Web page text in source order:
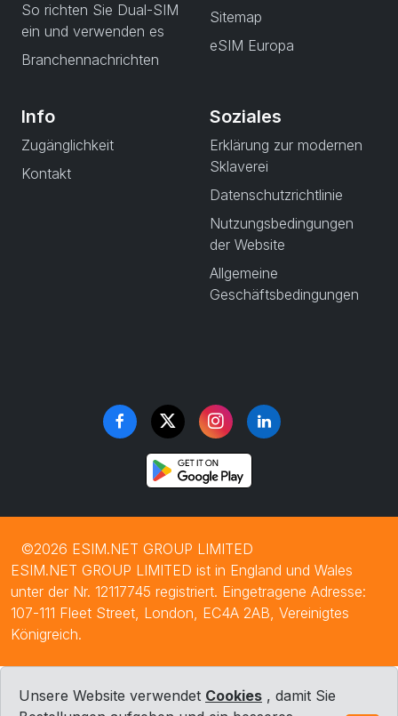
So richten Sie Dual-SIM
ein und verwenden es
Branchennachrichten
Sitemap
eSIM Europa
Info
Zugänglichkeit
Kontakt
Soziales
Erklärung zur modernen
Sklaverei
Datenschutzrichtlinie
Nutzungsbedingungen
der Website
Allgemeine
Geschäftsbedingungen
©2026 ESIM.NET GROUP LIMITED
ESIM.NET GROUP LIMITED ist in England und Wales
unter der Nr. 12117745 registriert. Eingetragene Adresse:
107-111 Fleet Street, London, EC4A 2AB, Vereinigtes
Königreich.
Unsere Website verwendet Cookies , damit Sie